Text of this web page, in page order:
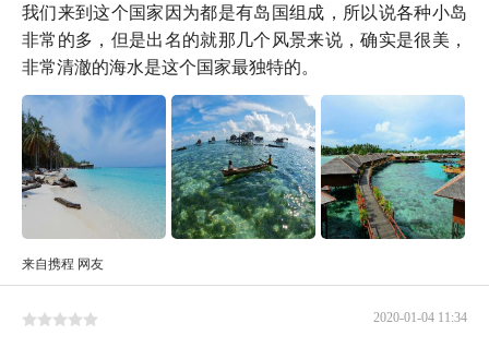
我们来到这个国家因为都是有岛国组成，所以说各种小岛
非常的多，但是出名的就那几个风景来说，确实是很美，
非常清澈的海水是这个国家最独特的。
来自携程 网友
2020-01-04 11:34